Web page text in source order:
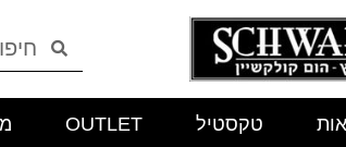
טקסטיל OUTLET